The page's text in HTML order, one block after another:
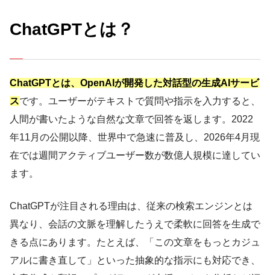
ChatGPTとは？
ChatGPTとは、OpenAIが開発した対話型の生成AIサービ
スです。ユーザーがテキストで質問や指示を入力すると、
人間が書いたような自然な文章で回答を返します。2022
年11月の公開以降、世界中で急速に普及し、2026年4月現
在では週間アクティブユーザー数が数億人規模に達してい
ます。
ChatGPTが注目される理由は、従来の検索エンジンとは
異なり、会話の文脈を理解したうえで柔軟に回答を生成で
きる点にあります。たとえば、「この文章をもっとカジュ
アルに書き直して」といった抽象的な指示にも対応でき、